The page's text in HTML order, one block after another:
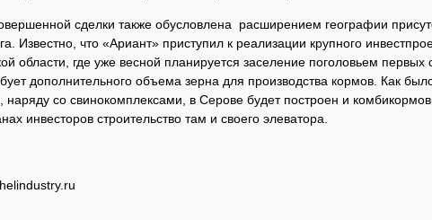
сделки также обусловлена расширением географии
Известно, что «Ариант» приступил к реализации крупного
области, где уже весной планируется заселение поголовьем первых
дополнительного объема зерна для производства кормов. Как
наряду со свинокомплексами, в Серове будет построен и
инвесторов строительство там и своего элеватора.